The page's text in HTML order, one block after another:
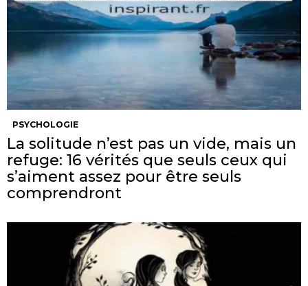
PSYCHOLOGIE
La solitude n’est pas un vide, mais un
refuge: 16 vérités que seuls ceux qui
s’aiment assez pour être seuls
comprendront